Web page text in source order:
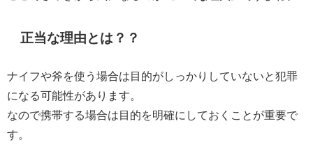
正当な理由とは？？
ナイフや斧を使う場合は目的がしっかりしていないと犯罪
になる可能性があります。
なので携帯する場合は目的を明確にしておくことが重要で
す。